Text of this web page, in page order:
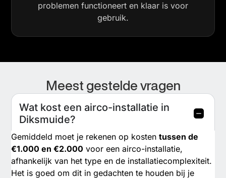
problemen functioneert en klaar is voor
gebruik.
Meest gestelde vragen
Wat kost een airco-installatie in
Diksmuide?
Gemiddeld moet je rekenen op kostentussen de
€1.000 en €2.000 voor een airco-installatie,
afhankelijk van het type en de installatiecomplexiteit.
Het is goed om dit in gedachten te houden bij je